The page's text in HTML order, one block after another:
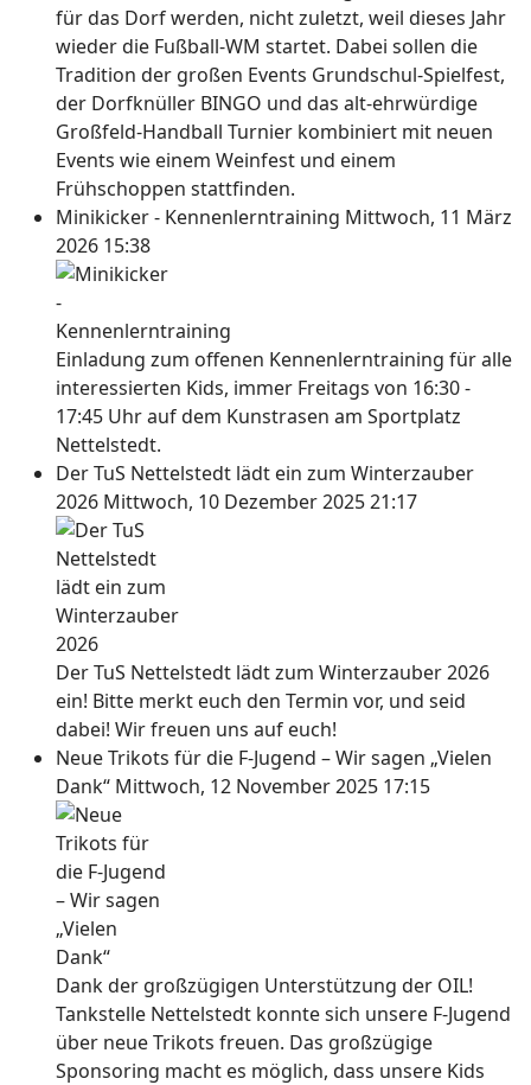
für das Dorf werden, nicht zuletzt, weil dieses Jahr
wieder die Fußball-WM startet. Dabei sollen die
Tradition der großen Events Grundschul-Spielfest,
der Dorfknüller BINGO und das alt-ehrwürdige
Großfeld-Handball Turnier kombiniert mit neuen
Events wie einem Weinfest und einem
Frühschoppen stattfinden.
Minikicker - Kennenlerntraining Mittwoch, 11 März
2026 15:38
Einladung zum offenen Kennenlerntraining für alle
interessierten Kids, immer Freitags von 16:30 -
17:45 Uhr auf dem Kunstrasen am Sportplatz
Nettelstedt.
Der TuS Nettelstedt lädt ein zum Winterzauber
2026 Mittwoch, 10 Dezember 2025 21:17
Der TuS Nettelstedt lädt zum Winterzauber 2026
ein! Bitte merkt euch den Termin vor, und seid
dabei! Wir freuen uns auf euch!
Neue Trikots für die F-Jugend – Wir sagen „Vielen
Dank“ Mittwoch, 12 November 2025 17:15
Dank der großzügigen Unterstützung der OIL!
Tankstelle Nettelstedt konnte sich unsere F-Jugend
über neue Trikots freuen. Das großzügige
Sponsoring macht es möglich, dass unsere Kids